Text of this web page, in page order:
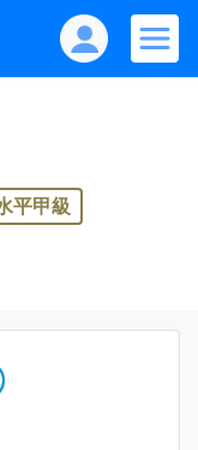
平甲級